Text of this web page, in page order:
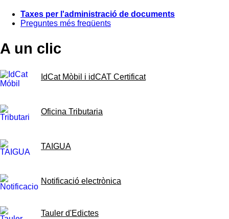
Taxes per l'administració de documents
Preguntes més freqüents
A un clic
IdCat Mòbil i idCAT Certificat
Oficina Tributaria
TAIGUA
Notificació electrònica
Tauler d'Edictes